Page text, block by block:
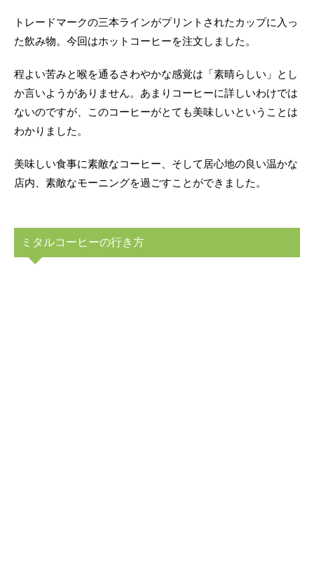
トレードマークの三本ラインがプリントされたカップに入っ
た飲み物。今回はホットコーヒーを注文しました。
程よい苦みと喉を通るさわやかな感覚は「素晴らしい」とし
か言いようがありません。あまりコーヒーに詳しいわけでは
ないのですが、このコーヒーがとても美味しいということは
わかりました。
美味しい食事に素敵なコーヒー、そして居心地の良い温かな
店内、素敵なモーニングを過ごすことができました。
ミタルコーヒーの行き方